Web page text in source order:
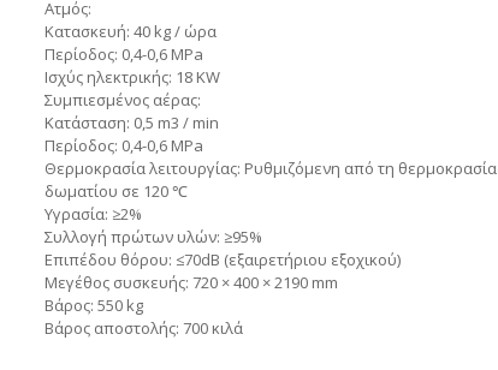
Ατμός:
Κατασκευή: 40 kg / ώρα
Περίοδος: 0,4-0,6 MPa
Ισχύς ηλεκτρικής: 18 KW
Συμπιεσμένος αέρας:
Κατάσταση: 0,5 m3 / min
Περίοδος: 0,4-0,6 MPa
Θερμοκρασία λειτουργίας: Ρυθμιζόμενη από τη θερμοκρασία
δωματίου σε 120 ℃
Υγρασία: ≥2%
Συλλογή πρώτων υλών: ≥95%
Επιπέδου θόρου: ≤70dB (εξαιρετήριου εξοχικού)
Μεγέθος συσκευής: 720 × 400 × 2190 mm
Βάρος: 550 kg
Βάρος αποστολής: 700 κιλά